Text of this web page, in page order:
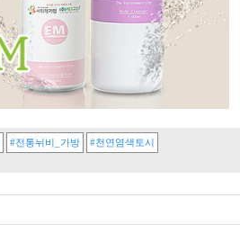
#전통뉘비_가방 #천연염색토시